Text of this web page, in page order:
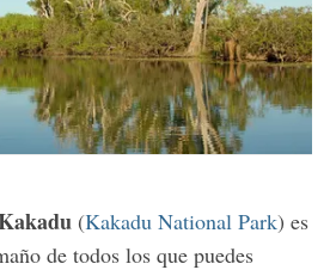
(Kakadu National Park) es
de todos los que puedes